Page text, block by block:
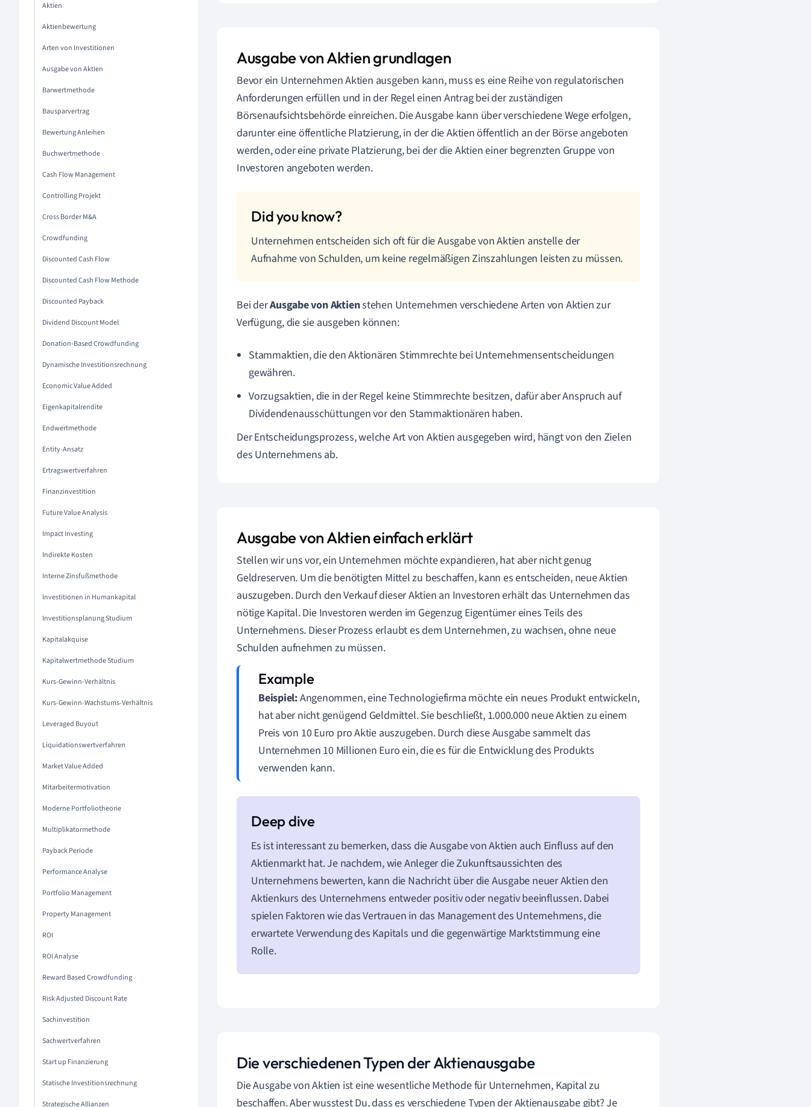
Aktien
Aktienbewertung
Arten von Investitionen
Ausgabe von Aktien
Barwertmethode
Bausparvertrag
Bewertung Anleihen
Buchwertmethode
Cash Flow Management
Controlling Projekt
Cross Border M&A
Crowdfunding
Discounted Cash Flow
Discounted Cash Flow Methode
Discounted Payback
Dividend Discount Model
Donation-Based Crowdfunding
Dynamische Investitionsrechnung
Economic Value Added
Eigenkapitalrendite
Endwertmethode
Entity-Ansatz
Ertragswertverfahren
Finanzinvestition
Future Value Analysis
Impact Investing
Indirekte Kosten
Interne Zinsfußmethode
Investitionen in Humankapital
Investitionsplanung Studium
Kapitalakquise
Kapitalwertmethode Studium
Kurs-Gewinn-Verhältnis
Kurs-Gewinn-Wachstums-Verhältnis
Leveraged Buyout
Liquidationswertverfahren
Market Value Added
Mitarbeitermotivation
Moderne Portfoliotheorie
Multiplikatormethode
Payback Periode
Performance Analyse
Portfolio Management
Property Management
ROI
ROI Analyse
Reward Based Crowdfunding
Risk Adjusted Discount Rate
Sachinvestition
Sachwertverfahren
Start up Finanzierung
Statische Investitionsrechnung
Strategische Allianzen
Ausgabe von Aktien grundlagen
Bevor ein Unternehmen Aktien ausgeben kann, muss es eine Reihe von regulatorischen
Anforderungen erfüllen und in der Regel einen Antrag bei der zuständigen
Börsenaufsichtsbehörde einreichen. Die Ausgabe kann über verschiedene Wege erfolgen,
darunter eine öffentliche Platzierung, in der die Aktien öffentlich an der Börse angeboten
werden, oder eine private Platzierung, bei der die Aktien einer begrenzten Gruppe von
Investoren angeboten werden.
Unternehmen entscheiden sich oft für die Ausgabe von Aktien anstelle der
Aufnahme von Schulden, um keine regelmäßigen Zinszahlungen leisten zu müssen.
Bei derAusgabe von Aktienstehen Unternehmen verschiedene Arten von Aktien zur
Verfügung, die sie ausgeben können:
Stammaktien, die den Aktionären Stimmrechte bei Unternehmensentscheidungen
gewähren.
Vorzugsaktien, die in der Regel keine Stimmrechte besitzen, dafür aber Anspruch auf
Dividendenausschüttungen vor den Stammaktionären haben.
Der Entscheidungsprozess, welche Art von Aktien ausgegeben wird, hängt von den Zielen
des Unternehmens ab.
Ausgabe von Aktien einfach erklärt
Stellen wir uns vor, ein Unternehmen möchte expandieren, hat aber nicht genug
Geldreserven. Um die benötigten Mittel zu beschaffen, kann es entscheiden, neue Aktien
auszugeben. Durch den Verkauf dieser Aktien an Investoren erhält das Unternehmen das
nötige Kapital. Die Investoren werden im Gegenzug Eigentümer eines Teils des
Unternehmens. Dieser Prozess erlaubt es dem Unternehmen, zu wachsen, ohne neue
Schulden aufnehmen zu müssen.
Beispiel:Angenommen, eine Technologiefirma möchte ein neues Produkt entwickeln,
hat aber nicht genügend Geldmittel. Sie beschließt, 1.000.000 neue Aktien zu einem
Preis von 10 Euro pro Aktie auszugeben. Durch diese Ausgabe sammelt das
Unternehmen 10 Millionen Euro ein, die es für die Entwicklung des Produkts
verwenden kann.
Es ist interessant zu bemerken, dass die Ausgabe von Aktien auch Einfluss auf den
Aktienmarkt hat. Je nachdem, wie Anleger die Zukunftsaussichten des
Unternehmens bewerten, kann die Nachricht über die Ausgabe neuer Aktien den
Aktienkurs des Unternehmens entweder positiv oder negativ beeinflussen. Dabei
spielen Faktoren wie das Vertrauen in das Management des Unternehmens, die
erwartete Verwendung des Kapitals und die gegenwärtige Marktstimmung eine
Rolle.
Die verschiedenen Typen der Aktienausgabe
Die Ausgabe von Aktien ist eine wesentliche Methode für Unternehmen, Kapital zu
beschaffen. Aber wusstest Du, dass es verschiedene Typen der Aktienausgabe gibt? Je